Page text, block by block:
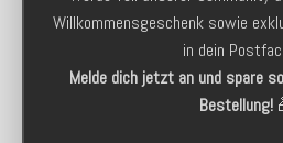
Willkommensgeschenk sowie
in dein
Melde dich jetzt an und spare
Bestellung!